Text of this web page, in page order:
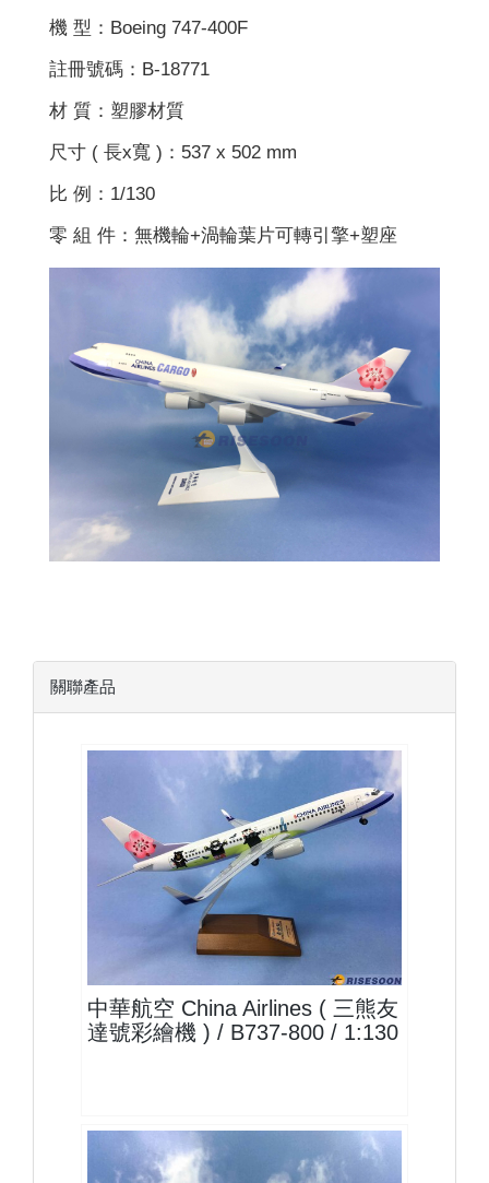
機 型：Boeing 747-400F
註冊號碼：B-18771
材 質：塑膠材質
尺寸 ( 長x寬 )：537 x 502 mm
比 例：1/130
零 組 件：無機輪+渦輪葉片可轉引擎+塑座
關聯產品
CAL13B738P11
中華航空 China Airlines ( 三熊友
達號彩繪機 ) / B737-800 / 1:130